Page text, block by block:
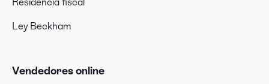
Ley Beckham
Vendedores online